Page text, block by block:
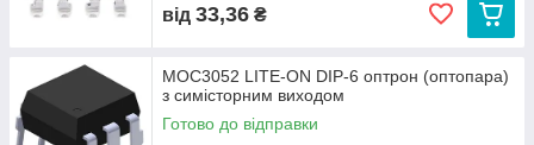
від 33,36 ₴
MOC3052 LITE-ON DIP-6 оптрон (оптопара)
з симісторним виходом
Готово до відправки